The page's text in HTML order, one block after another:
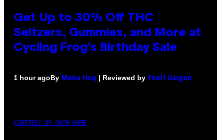
Get Up to 30% Off THC
Seltzers, Gummies, and More at
Cycling Frog’s Birthday Sale
1 hour agoBy Maha Haq | Reviewed by Ysolt Usigan
COURTESY OF NWTN HOME